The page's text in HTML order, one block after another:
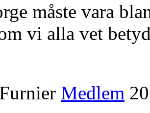
måste vara
vi alla vet
Medlem